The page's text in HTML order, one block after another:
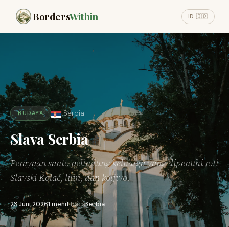
BordersWithin ID 🇮🇩
BUDAYA Serbia
Slava Serbia
Perayaan santo pelindung keluarga yang dipenuhi roti
Slavski Kolač, lilin, dan koljivo.
23 Juni 20261 menitbacaSerbia